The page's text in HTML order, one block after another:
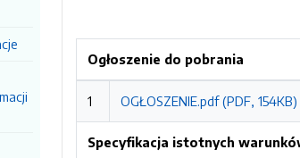
Ogłoszenie do pobrania
1 OGŁOSZENIE.pdf (PDF, 154KB)
Specyfikacja istotnych